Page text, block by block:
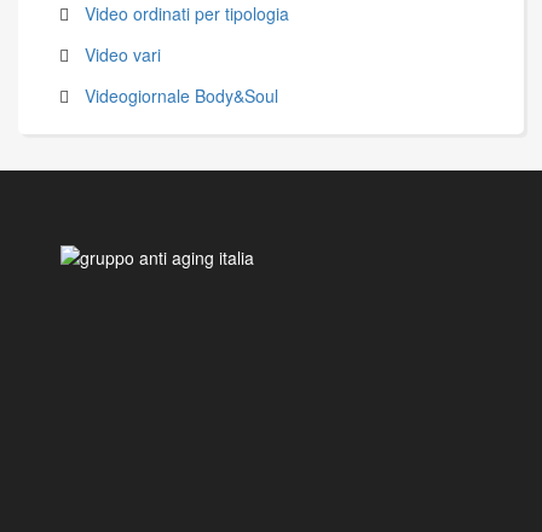
Video ordinati per tipologia
Video vari
Videogiornale Body&Soul